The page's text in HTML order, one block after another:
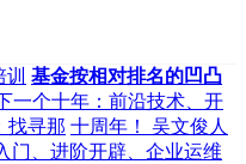
基金按相对排名的凹凸
一个十年：前沿技术、开
找寻那 十周年！ 吴文俊人
门、进阶开辟、企业运维